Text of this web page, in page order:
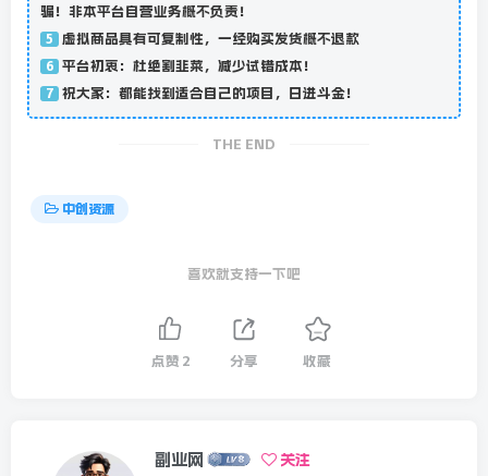
骗！非本平台自营业务概不负责！
5 虚拟商品具有可复制性，一经购买发货概不退款
6 平台初衷：杜绝割韭菜，减少试错成本！
7 祝大家：都能找到适合自己的项目，日进斗金！
THE END
中创资源
喜欢就支持一下吧
点赞 2 分享 收藏
副业网 关注